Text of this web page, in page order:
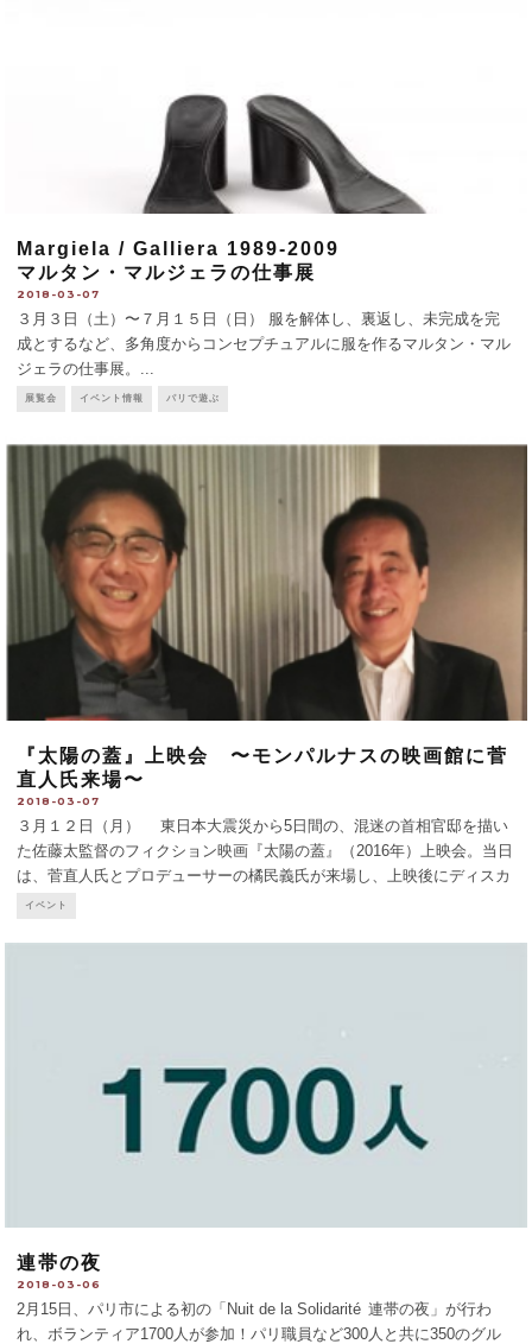
Margiela / Galliera 1989-2009
マルタン・マルジェラの仕事展
2018-03-07
３月３日（土）〜７月１５日（日） 服を解体し、裏返し、未完成を完
成とするなど、多角度からコンセプチュアルに服を作るマルタン・マル
ジェラの仕事展。
展覧会 イベント情報 パリで遊ぶ
『太陽の蓋』上映会 〜モンパルナスの映画館に菅
直人氏来場〜
2018-03-07
３月１２日（月） 東日本大震災から5日間の、混迷の首相官邸を描い
た佐藤太監督のフィクション映画『太陽の蓋』（2016年）上映会。当日
は、菅直人氏とプロデューサーの橘民義氏が来場し、上映後にディスカ
ッション。菅氏はその後、仏国民議会、欧州議会などの講演が予定され
イベント
連帯の夜
2018-03-06
2月15日、パリ市による初の「Nuit de la Solidarité 連帯の夜」が行わ
れ、ボランティア1700人が参加！パリ職員など300人と共に350のグル